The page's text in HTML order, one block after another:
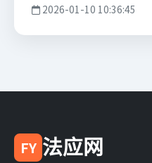
2026-01-10 10:36:45
FY 法应网